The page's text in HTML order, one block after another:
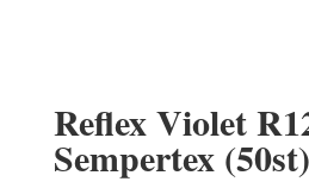
Reflex Violet
Sempertex (50st)